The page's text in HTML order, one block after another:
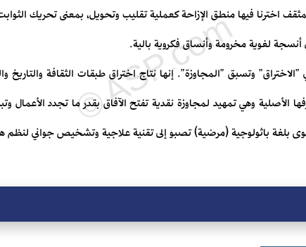
اخترنا فيها منطق الإزاحة كعملية تقليب وتحويل، بمعنى تحريك
لغوية مخرومة وأنساق فكروية بالية.
"الاختراق" وتسبق "المجاوزة". إنها نتاج اختراق طبقات الثقافة
الأصلية وهي تمهيد لمجاوزة نقدية تفتح الآفاق بقدر ما تجدد الأعمال
بلغة باثولوجية (مرضية) تصبو إلى تقنية علاجية وتشخيص جواني لنظم